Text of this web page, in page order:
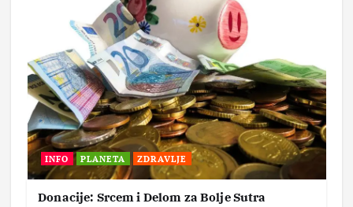
INFO PLANETA ZDRAVLJE
Donacije: Srcem i Delom za Bolje Sutra